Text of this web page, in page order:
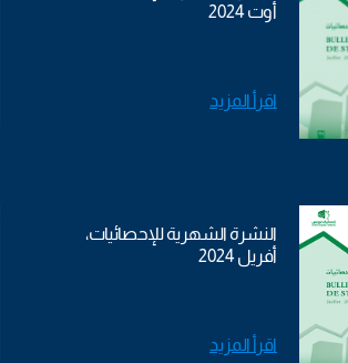
أوت 2024
اقرأ المزيد
النشرة الشهرية للإحصائيات،
أفريل 2024
اقرأ المزيد